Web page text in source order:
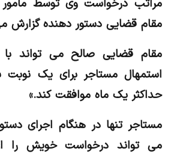
مراتب درخواست وی توسط مامور
مقام قضایی دستور دهنده گزارش
مقام قضایی صالح می تواند با
استمهال مستاجر برای یک
حداکثر یک ماه موافقت کند.»
مستاجر تنها در هنگام اجرای
می تواند درخواست خویش را